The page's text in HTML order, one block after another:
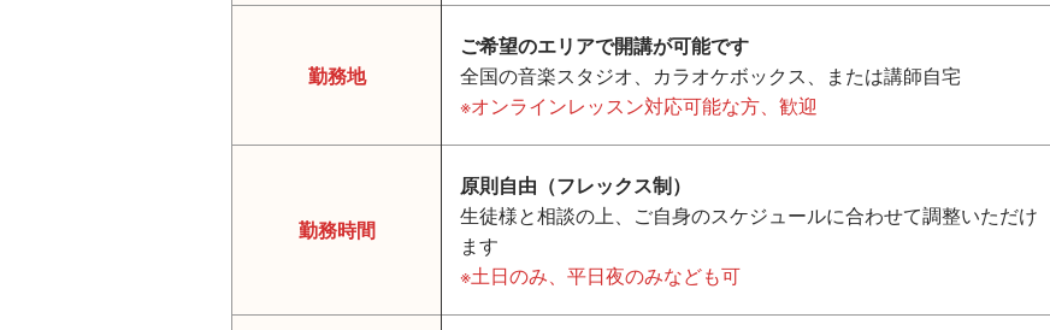
勤務地
ご希望のエリアで開講が可能です
全国の音楽スタジオ、カラオケボックス、または講師自宅
※オンラインレッスン対応可能な方、歓迎
勤務時間
原則自由（フレックス制）
生徒様と相談の上、ご自身のスケジュールに合わせて調整いただけ
ます
※土日のみ、平日夜のみなども可